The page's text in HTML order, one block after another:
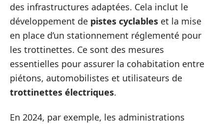
des infrastructures adaptées. Cela inclut le
développement de pistes cyclables et la mise
en place d’un stationnement réglementé pour
les trottinettes. Ce sont des mesures
essentielles pour assurer la cohabitation entre
piétons, automobilistes et utilisateurs de
trottinettes électriques.
En 2024, par exemple, les administrations